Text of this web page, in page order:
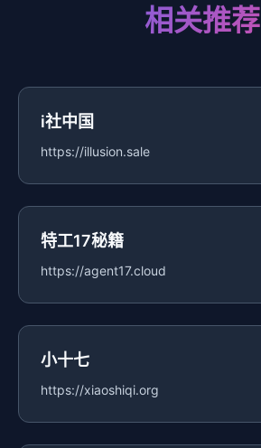
相关推荐
i社中国
https://illusion.sale
特工17秘籍
https://agent17.cloud
小十七
https://xiaoshiqi.org